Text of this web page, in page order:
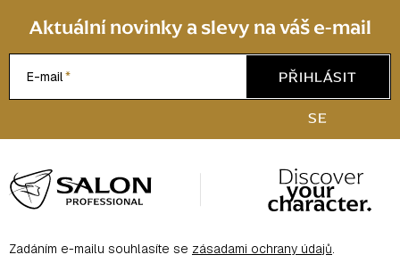
Aktuální novinky a slevy na váš e-mail
E-mail
PŘIHLÁSIT
SE
á
p
Zadáním e-mailu souhlasíte se zásadami ochrany údajů.